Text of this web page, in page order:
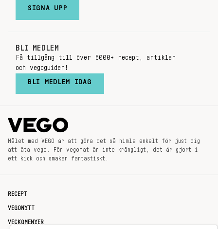
SIGNA UPP
BLI MEDLEM
Få tillgång till över 5000+ recept, artiklar
och vegoguider!
BLI MEDLEM IDAG
Målet med VEGO är att göra det så himla enkelt för just dig
att äta vego. För vegomat är inte krångligt, det är gjort i
ett kick och smakar fantastiskt.
RECEPT
VEGONYTT
VECKOMENYER